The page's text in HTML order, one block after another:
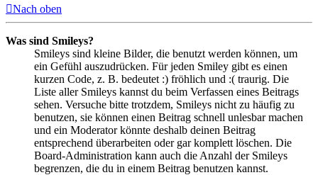
Nach oben
Was sind Smileys?
Smileys sind kleine Bilder, die benutzt werden können, um
ein Gefühl auszudrücken. Für jeden Smiley gibt es einen
kurzen Code, z. B. bedeutet :) fröhlich und :( traurig. Die
Liste aller Smileys kannst du beim Verfassen eines Beitrags
sehen. Versuche bitte trotzdem, Smileys nicht zu häufig zu
benutzen, sie können einen Beitrag schnell unlesbar machen
und ein Moderator könnte deshalb deinen Beitrag
entsprechend überarbeiten oder gar komplett löschen. Die
Board-Administration kann auch die Anzahl der Smileys
begrenzen, die du in einem Beitrag benutzen kannst.